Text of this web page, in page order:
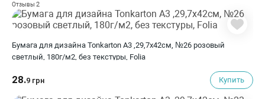
Отзывы 2
Бумага для дизайна Tonkarton А3 ,29,7х42см, №26 розовый
светлый, 180г/м2, без текстуры, Folia
28.9 грн Купить